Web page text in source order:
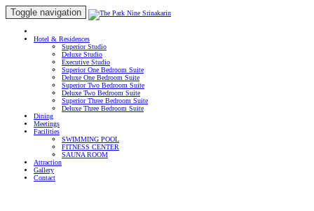
Toggle navigation
Hotel & Residences
Superior Studio
Deluxe Studio
Executive Studio
Superior One Bedroom Suite
Deluxe One Bedroom Suite
Superior Two Bedroom Suite
Deluxe Two Bedroom Suite
Superior Three Bedroom Suite
Deluxe Three Bedroom Suite
Dining
Meetings
Facilities
SWIMMING POOL
FITNESS CENTER
SAUNA ROOM
Attraction
Gallery
Contact